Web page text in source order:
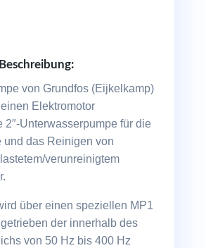
von Grundfos (Eijkelkamp)
Elektromotor
2″-Unterwasserpumpe für die
und das Reinigen von
verunreinigtem
über einen speziellen MP1
der innerhalb des
von 50 Hz bis 400 Hz